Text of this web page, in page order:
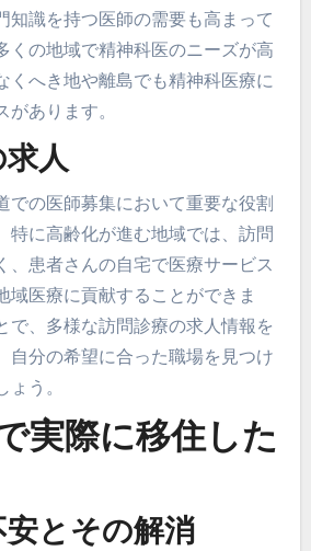
知識を持つ医師の需要も高まって
くの地域で精神科医のニーズが高
くへき地や離島でも精神科医療に
あります。
求人
の医師募集において重要な役割
特に高齢化が進む地域では、訪問
、患者さんの自宅で医療サービス
域医療に貢献することができま
で、多様な訪問診療の求人情報を
自分の希望に合った職場を見つけ
う。
実際に移住した
とその解消